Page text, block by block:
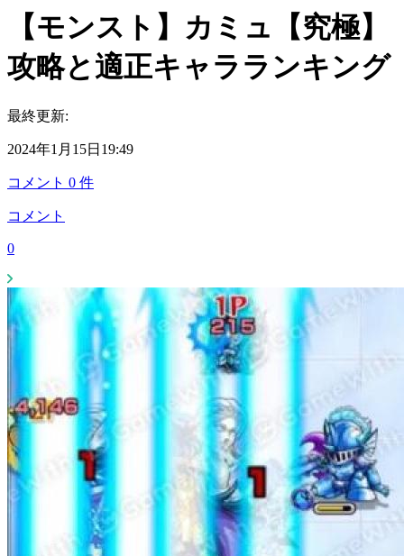
【モンスト】カミュ【究極】
攻略と適正キャラランキング
最終更新:
2024年1月15日19:49
コメント 0 件
コメント
0